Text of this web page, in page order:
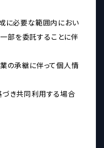
成に必要な範囲内におい
部を委託することに伴
業の承継に伴って個人情
づき共同利用する場合